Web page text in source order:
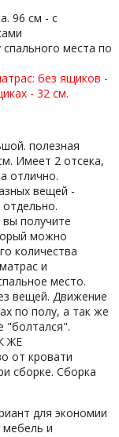
96 см - с
места по
без ящиков -
- 32 см.
полезная
Имеет 2 отсека,
отлично.
вещей -
получите
можно
количества
и
место.
вещей. Движение
по полу, а так же
"болтался".
ЖЕ
от кровати
сборке. Сборка
для экономии
мебель и